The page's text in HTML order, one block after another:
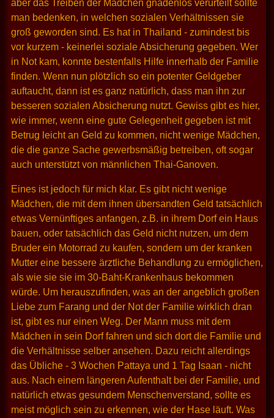
aber das Treiben der Mädchen gnadenlos verurteilt sollte
man bedenken, in welchen sozialen Verhältnissen sie
groß geworden sind. Es hat in Thailand - zumindest bis
vor kurzem - keinerlei soziale Absicherung gegeben. Wer
in Not kam, konnte bestenfalls Hilfe innerhalb der Familie
finden. Wenn nun plötzlich so ein potenter Geldgeber
auftaucht, dann ist es ganz natürlich, dass man ihn zur
besseren sozialen Absicherung nutzt. Gewiss gibt es hier,
wie immer, wenn eine gute Gelegenheit gegeben ist mit
Betrug leicht an Geld zu kommen, nicht wenige Mädchen,
die die ganze Sache gewerbsmäßig betreiben, oft sogar
auch unterstützt von männlichen Thai-Ganoven.
Eines ist jedoch für mich klar. Es gibt nicht wenige
Mädchen, die mit dem ihnen übersandten Geld tatsächlich
etwas Vernünftiges anfangen, z.B. in ihrem Dorf ein Haus
bauen, oder tatsächlich das Geld nicht nutzen, um dem
Bruder ein Motorrad zu kaufen, sondern um der kranken
Mutter eine bessere ärztliche Behandlung zu ermöglichen,
als wie sie sie im 30-Baht-Krankenhaus bekommen
würde. Um herauszufinden, was an der angeblich großen
Liebe zum Farang und der Not der Familie wirklich dran
ist, gibt es nur einen Weg. Der Mann muss mit dem
Mädchen in sein Dorf fahren und sich dort die Familie und
die Verhältnisse selber ansehen. Dazu reicht allerdings
das Übliche - 3 Wochen Pattaya und 1 Tag Isaan - nicht
aus. Nach einem längeren Aufenthalt bei der Familie, und
natürlich etwas gesundem Menschenverstand, sollte es
meist möglich sein zu erkennen, wie der Hase läuft. Was